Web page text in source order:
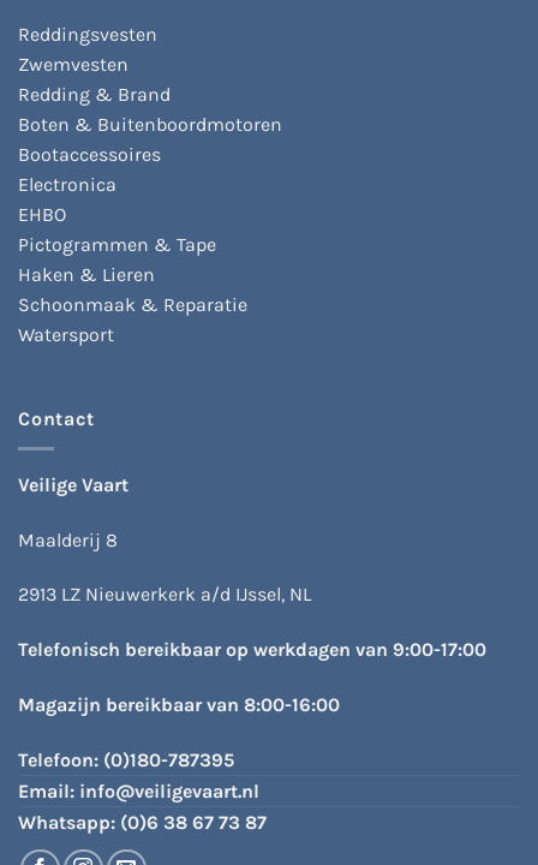
Reddingsvesten
Zwemvesten
Redding & Brand
Boten & Buitenboordmotoren
Bootaccessoires
Electronica
EHBO
Pictogrammen & Tape
Haken & Lieren
Schoonmaak & Reparatie
Watersport
Contact
Veilige Vaart
Maalderij 8
2913 LZ Nieuwerkerk a/d IJssel, NL
Telefonisch bereikbaar op werkdagen van 9:00-17:00
Magazijn bereikbaar van 8:00-16:00
Telefoon: (0)180-787395
Email: info@veiligevaart.nl
Whatsapp: (0)6 38 67 73 87